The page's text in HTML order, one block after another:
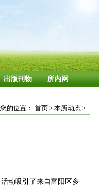
出版刊物 所内网
您的位置： 首页 > 本所动态 >
动吸引了来自富阳区多